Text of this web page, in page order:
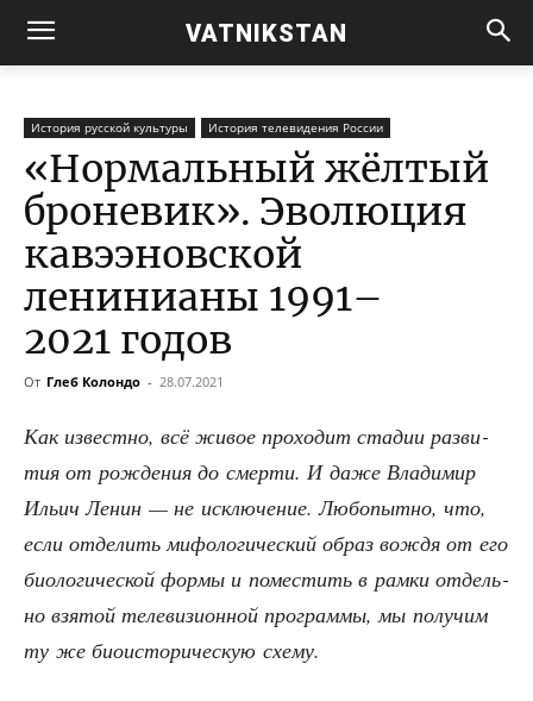
VATNIKSTAN
История русской культуры История телевидения России
«Нормальный жёлтый
броневик». Эволюция
кавээновской
ленинианы 1991–
2021 годов
От Глеб Колондо - 28.07.2021
Как извест­но, всё живое про­хо­дит ста­дии раз­ви­
тия от рож­де­ния до смер­ти. И даже Вла­ди­мир
Ильич Ленин — не исклю­че­ние. Любо­пыт­но, что,
если отде­лить мифо­ло­ги­че­ский образ вождя от его
био­ло­ги­че­ской фор­мы и поме­стить в рам­ки отдель­
но взя­той теле­ви­зи­он­ной про­грам­мы, мы полу­чим
ту же био­и­сто­ри­че­скую схему.